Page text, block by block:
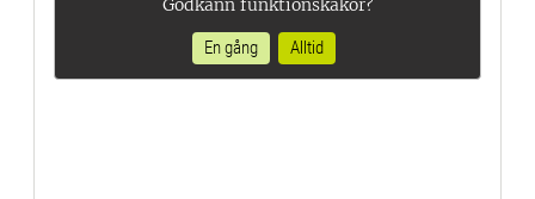
En gång
Alltid